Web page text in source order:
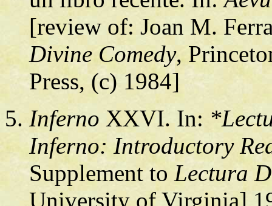
[review of: Joan M.
Divine Comedy,
Press, (c) 1984]
Inferno XXVI. In:
Inferno: Introductory
Supplement to Lectura
University of Virginia]